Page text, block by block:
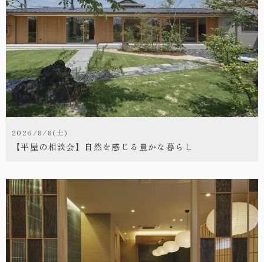
2026/8/8(土)
【平屋の相談会】自然を感じる豊かな暮らし